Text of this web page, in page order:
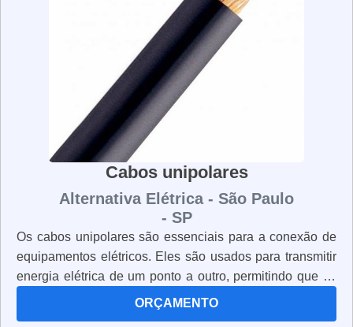
condições. Os uniformes NR10 são essenciais para
garantir a segurança de todos os trabalhadores que
lidam com energia elétrica.
Cabos unipolares
Alternativa Elétrica - São Paulo
- SP
Os cabos unipolares são essenciais para a conexão de
equipamentos elétricos. Eles são usados para transmitir
energia elétrica de um ponto a outro, permitindo que os
dispositivos funcionem corretamente. Os cabos
ORÇAMENTO